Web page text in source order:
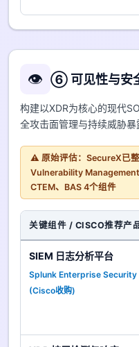
👁️ ⑥ 可见性与安
构建以XDR为核心的现代
全攻击面管理与持续威胁暴
⚠️ 原始评估：SecureX已
Vulnerability Management
CTEM、BAS 4个组件
关键组件 / CISCO推荐产
SIEM 日志分析平台
Splunk Enterprise Security
(Cisco收购)